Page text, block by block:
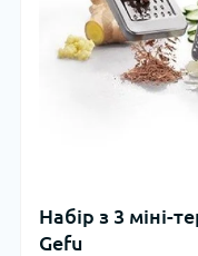
Набір з 3 міні-
Gefu